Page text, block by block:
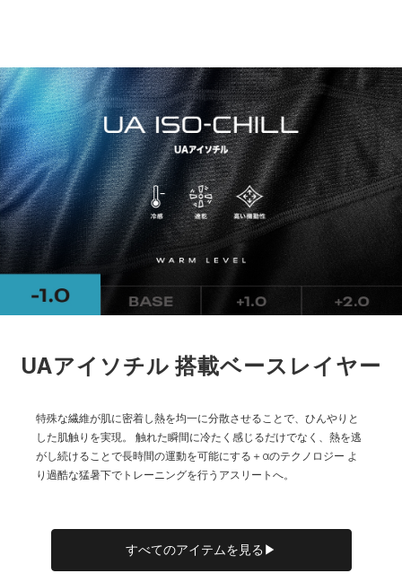
XL 71 70.5 21.5 46.5 77
2XL 76 72 23 82
3XL 81.5 73 24 51.5 87
4XL 86.5 74.5 25.5 54 92
5XL 91.5 75.5 26.5
※注意事項
UAアイソチル 搭載ベースレイヤー
特殊な繊維が肌に密着し熱を均一に分散させることで、ひんやりと
した肌触りを実現。
触れた瞬間に冷たく感じるだけでなく、熱を逃
がし続けることで長時間の運動を可能にする＋αのテクノロジー よ
り過酷な猛暑下でトレーニングを行うアスリートへ。
すべてのアイテムを見る▶